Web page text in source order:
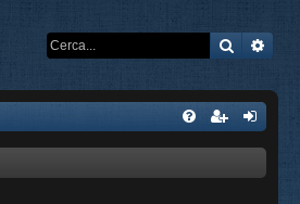
Cerca